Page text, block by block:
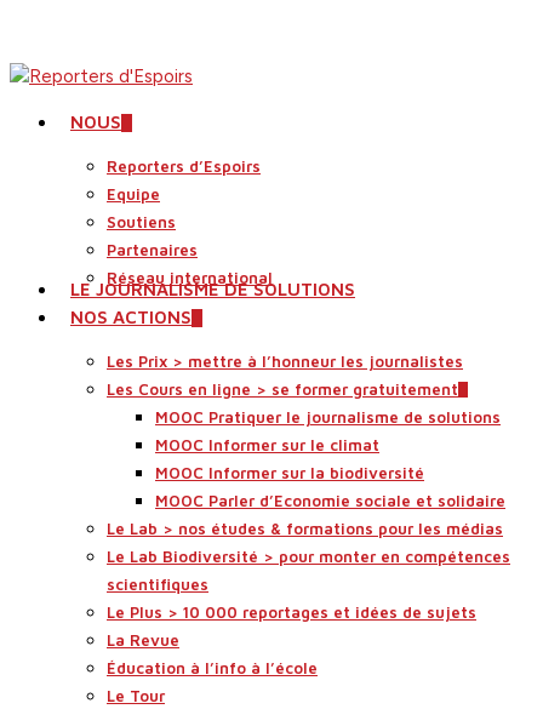
main
search
Menu NOUS
Reporters d’Espoirs
Equipe
Soutiens
Partenaires
Réseau international
LE JOURNALISME DE SOLUTIONS
NOS ACTIONS
Les Prix > mettre à l’honneur les journalistes
Les Cours en ligne > se former gratuitement
MOOC Pratiquer le journalisme de solutions
MOOC Informer sur le climat
MOOC Informer sur la biodiversité
MOOC Parler d’Economie sociale et solidaire
Le Lab > nos études & formations pour les médias
Le Lab Biodiversité > pour monter en compétences
scientifiques
Le Plus > 10 000 reportages et idées de sujets
La Revue
Éducation à l’info à l’école
Le Tour